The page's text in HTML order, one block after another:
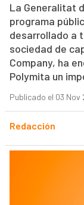
La Generalitat
programa
desarrollado a
sociedad de
Company, ha
Polymita un
Publicado el 03 Nov
Redacción